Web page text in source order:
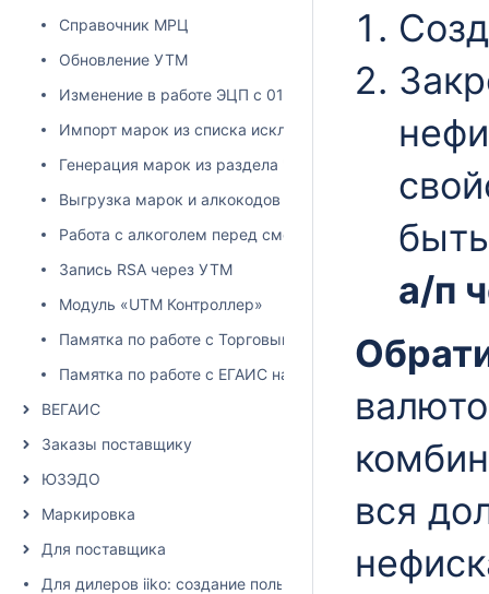
Справочник МРЦ
Обновление УТМ
Изменение в работе ЭЦП с 01.06.2024
Импорт марок из списка исключений
Генерация марок из раздела "остатки ЕГАИС"
Выгрузка марок и алкокодов из учетной системы
Работа с алкоголем перед сменой юридического лица
Запись RSA через УТМ
Модуль «UTM Контроллер»
Памятка по работе с Торговым залом
Памятка по работе с ЕГАИС накладными
ВЕГАИС
Заказы поставщику
ЮЗЭДО
Маркировка
Для поставщика
Для дилеров iiko: создание пользователя и настройка
а/п
вся